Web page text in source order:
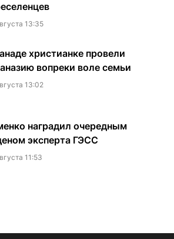
13:35
христианке провели
вопреки воле семьи
13:02
наградил очередным
эксперта ГЭСС
11:53